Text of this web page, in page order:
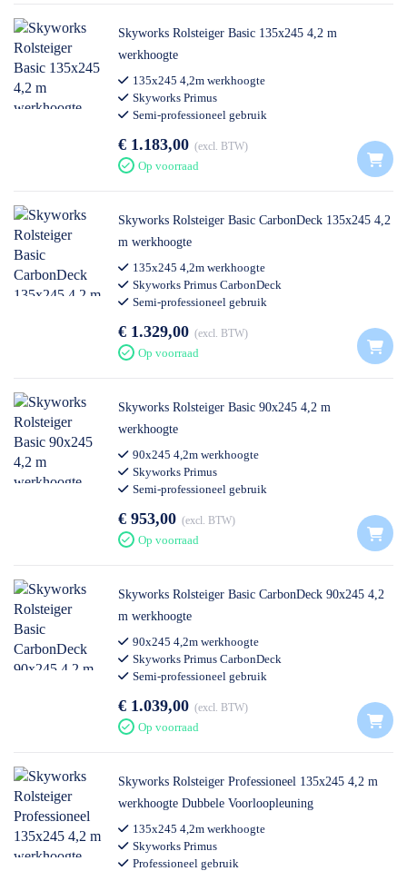
Skyworks Rolsteiger Basic 135x245 4,2 m
werkhoogte
135x245 4,2m werkhoogte
Skyworks Primus
Semi-professioneel gebruik
€ 1.183,00 excl. BTW
Op voorraad
Skyworks Rolsteiger Basic CarbonDeck 135x245 4,2
m werkhoogte
135x245 4,2m werkhoogte
Skyworks Primus CarbonDeck
Semi-professioneel gebruik
€ 1.329,00 excl. BTW
Op voorraad
Skyworks Rolsteiger Basic 90x245 4,2 m
werkhoogte
90x245 4,2m werkhoogte
Skyworks Primus
Semi-professioneel gebruik
€ 953,00 excl. BTW
Op voorraad
Skyworks Rolsteiger Basic CarbonDeck 90x245 4,2
m werkhoogte
90x245 4,2m werkhoogte
Skyworks Primus CarbonDeck
Semi-professioneel gebruik
€ 1.039,00 excl. BTW
Op voorraad
Skyworks Rolsteiger Professioneel 135x245 4,2 m
werkhoogte Dubbele Voorloopleuning
135x245 4,2m werkhoogte
Skyworks Primus
Professioneel gebruik